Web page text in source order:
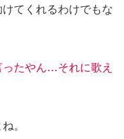
てくれるわけでもな
たやん…それに歌え
。